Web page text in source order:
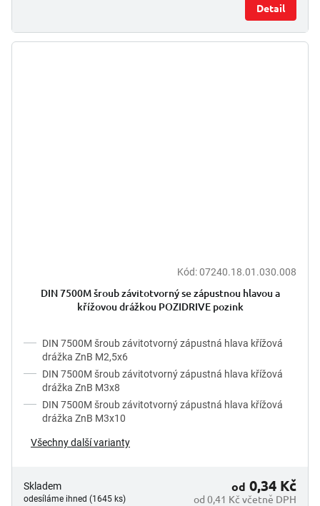
Detail
Kód:07240.18.01.030.008
DIN 7500M šroub závitotvorný se zápustnou hlavou a
křížovou drážkou POZIDRIVE pozink
DIN 7500M šroub závitotvorný zápustná hlava křížová
drážka ZnB M2,5x6
DIN 7500M šroub závitotvorný zápustná hlava křížová
drážka ZnB M3x8
DIN 7500M šroub závitotvorný zápustná hlava křížová
drážka ZnB M3x10
Všechny další varianty
Skladem
odesíláme ihned (1645 ks) od 0,41 Kč včetně DPH
od 0,34 Kč